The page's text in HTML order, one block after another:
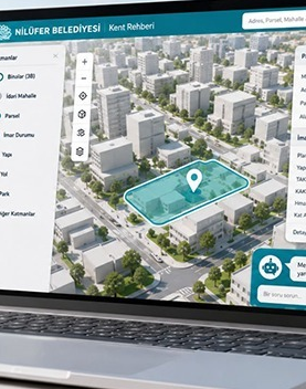
Hem açık hem de
hedefliyor. Proje ile
atölyeleri, maske yapımı,